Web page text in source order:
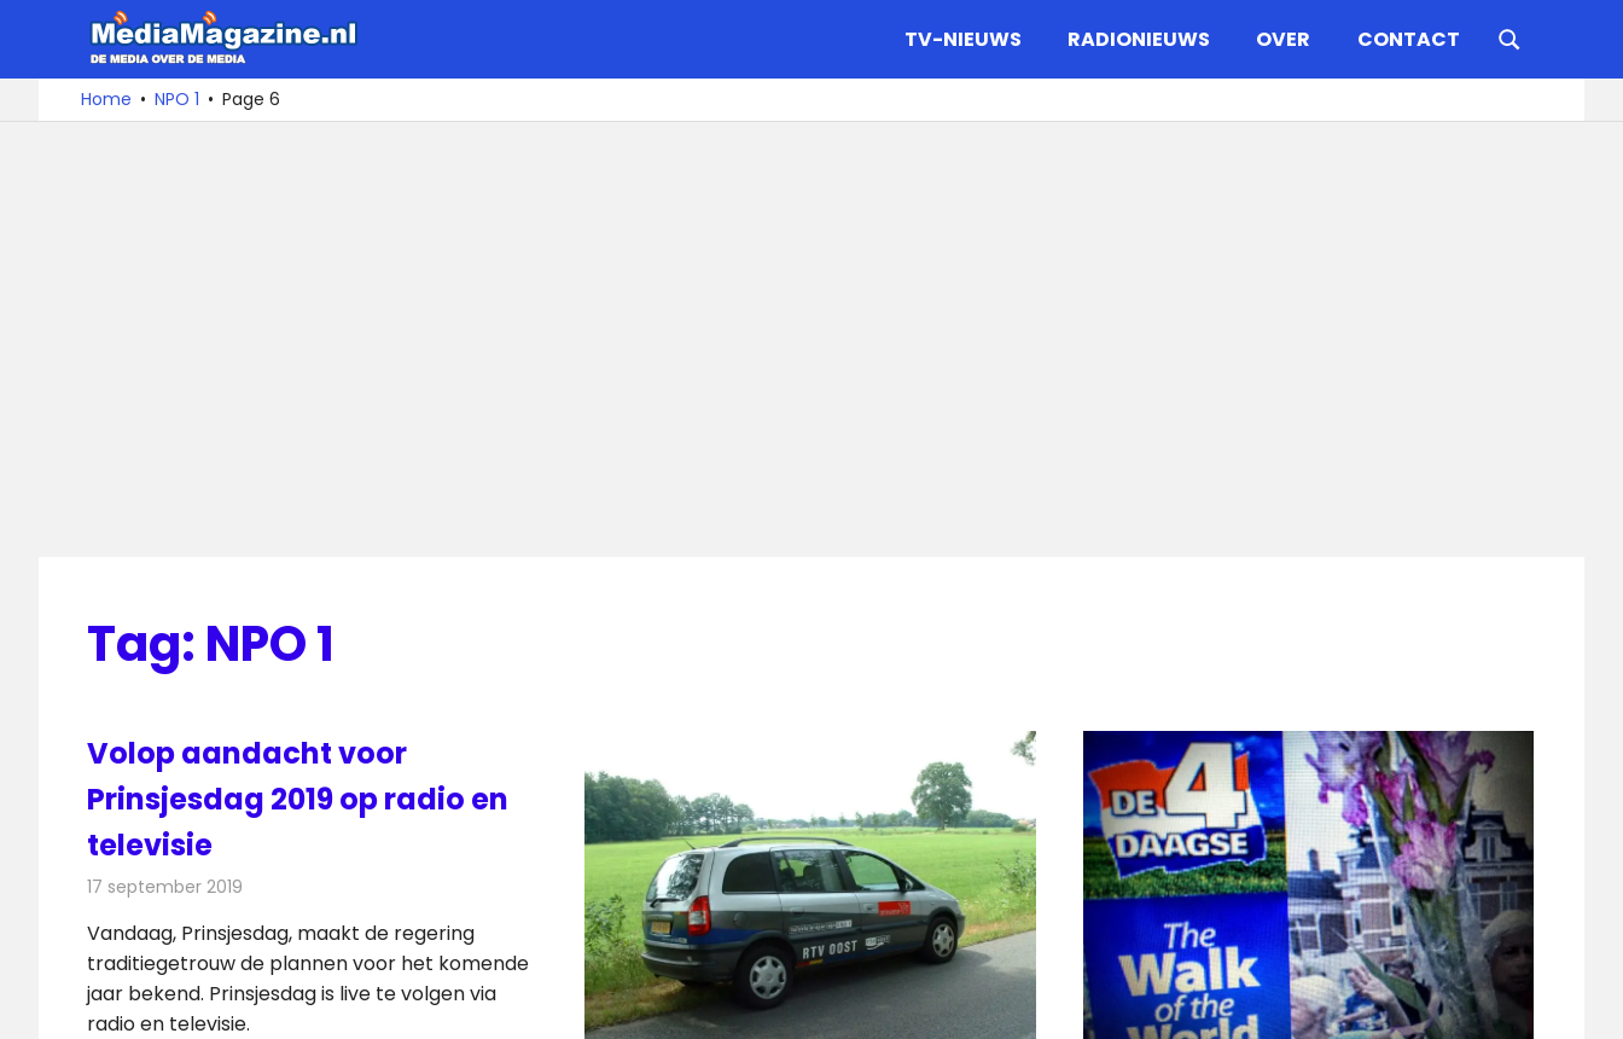
naar
De
media
over
TV-NIEUWS RADIONIEUWS OVER CONTACT
Home NPO 1 Page 6
Tag: NPO 1
Volop aandacht voor
Prinsjesdag 2019 op radio en
televisie
17 september 2019
Vandaag, Prinsjesdag, maakt de regering
traditiegetrouw de plannen voor het komende
jaar bekend. Prinsjesdag is live te volgen via
radio en televisie.